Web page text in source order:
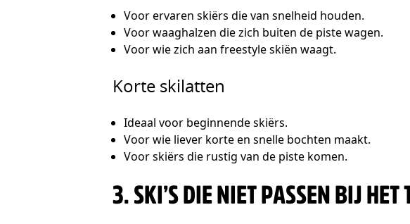
Voor ervaren skiërs die van snelheid houden.
Voor waaghalzen die zich buiten de piste wagen.
Voor wie zich aan freestyle skiën waagt.
Korte skilatten
Ideaal voor beginnende skiërs.
Voor wie liever korte en snelle bochten maakt.
Voor skiërs die rustig van de piste komen.
3. SKI’S DIE NIET PASSEN BIJ HET